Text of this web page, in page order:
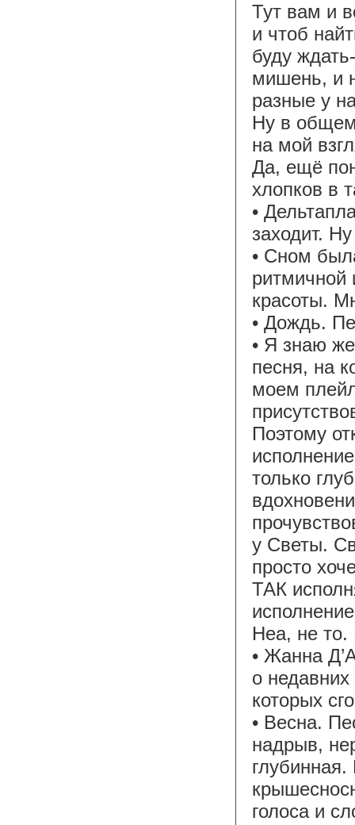
Тут вам и
и чтоб
буду
мишень, и
разные у
Ну в
на мой
Да, ещё
хлопков в
•
заходит.
• Сном
ритмичной
красоты.
• Дождь.
• Я знаю
песня, на
моем
Поэтому
только
у Светы.
просто
ТАК
Неа, не
• Жанна
о
которых
• Весна.
надрыв,
голоса и